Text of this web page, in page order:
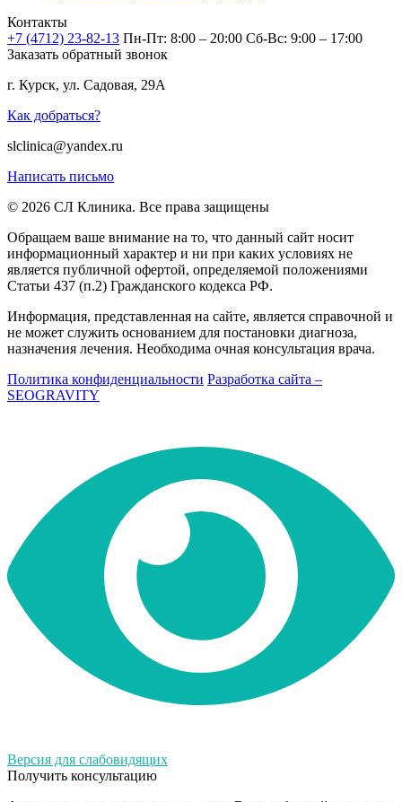
Контакты
+7 (4712) 23-82-13 Пн-Пт: 8:00 – 20:00 Сб-Вс: 9:00 – 17:00
Заказать обратный звонок
г. Курск, ул. Садовая, 29А
Как добраться?
slclinica@yandex.ru
Написать письмо
© 2026 СЛ Клиника. Все права защищены
Обращаем ваше внимание на то, что данный сайт носит
информационный характер и ни при каких условиях не
является публичной офертой, определяемой положениями
Статьи 437 (п.2) Гражданского кодекса РФ.
Информация, представленная на сайте, является справочной и
не может служить основанием для постановки диагноза,
назначения лечения. Необходима очная консультация врача.
Политика конфиденциальности Разработка сайта –
SEOGRAVITY
Версия для слабовидящих
Получить консультацию